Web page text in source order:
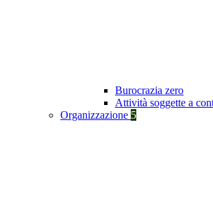
Burocrazia zero
Attività soggette a
Organizzazione 5